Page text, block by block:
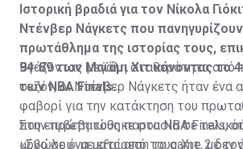
Ιστορική βραδιά για τον Νίκολα
Ντένβερ Νάγκετς που
πρωτάθλημα της ιστορίας τους,
94-89 των Μαϊάμι Χιτ κάνοντας το
των NBA Finals.
Βγάζοντας μεγάλη σταθερότητα από
σεζόν, οι Ντένβερ Νάγκετς ήταν ένα
φαβορί για την κατάκτηση του
που επιβεβαιώθηκε στα NBA Finals,
μόνο σε ένα ματς από τους Χιτ, με
Στην πρώτη τους παρουσία σε
«Σβώλοι» με εξαίρεση το game 2 δεν